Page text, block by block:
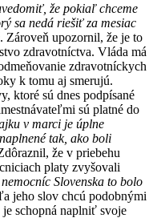
že pokiaľ chceme
sa nedá riešiť za mesiac
Zároveň upozornil, že je to
zdravotníctva. Vláda má
zdravotníckych
k tomu aj smerujú.
ktoré sú dnes podpísané
sú platné do
v marci je úplne
tak, ako boli
že v priebehu
platy zvyšovali
nemocníc Slovenska to bolo
jeho slov chcú podobnými
schopná naplniť svoje